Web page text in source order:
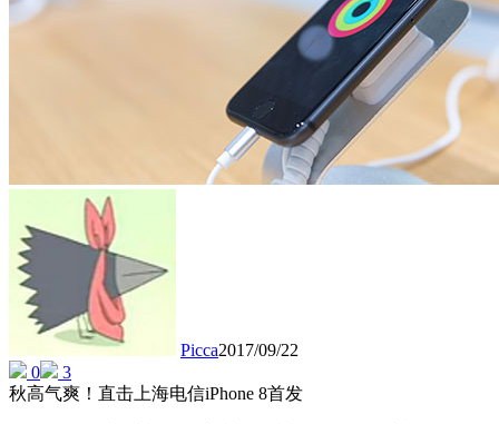
Picca2017/09/22
0
3
秋高气爽！直击上海电信iPhone 8首发